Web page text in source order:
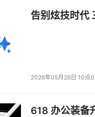
告别炫技时代
2026年05月26日 10点
618 办公装备